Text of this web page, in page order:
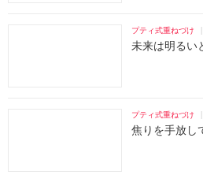
プティ式重ねづけ
未来は明るい
プティ式重ねづけ
焦りを手放し